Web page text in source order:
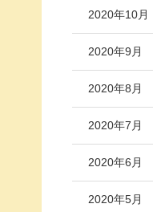
2020年10月
2020年9月
2020年8月
2020年7月
2020年6月
2020年5月